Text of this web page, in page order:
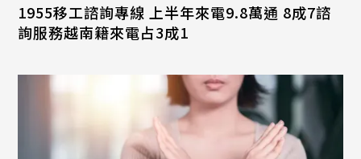
1955移工諮詢專線 上半年來電9.8萬通 8成7諮
詢服務越南籍來電占3成1